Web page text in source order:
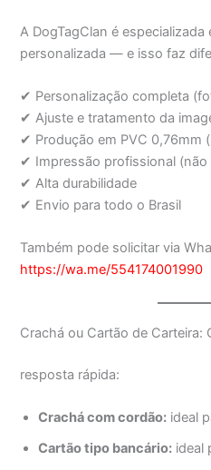
A DogTagClan é
personalizada — e isso faz
✔ Personalização completa
✔ Ajuste e tratamento da
✔ Produção em PVC 0,76mm
✔ Impressão profissional (não
✔ Alta durabilidade
✔ Envio para todo o Brasil
Também pode solicitar via
https://wa.me/554174001990
Crachá ou Cartão de Carteira:
resposta rápida:
Crachá com cordão: ideal
Cartão tipo bancário: ideal